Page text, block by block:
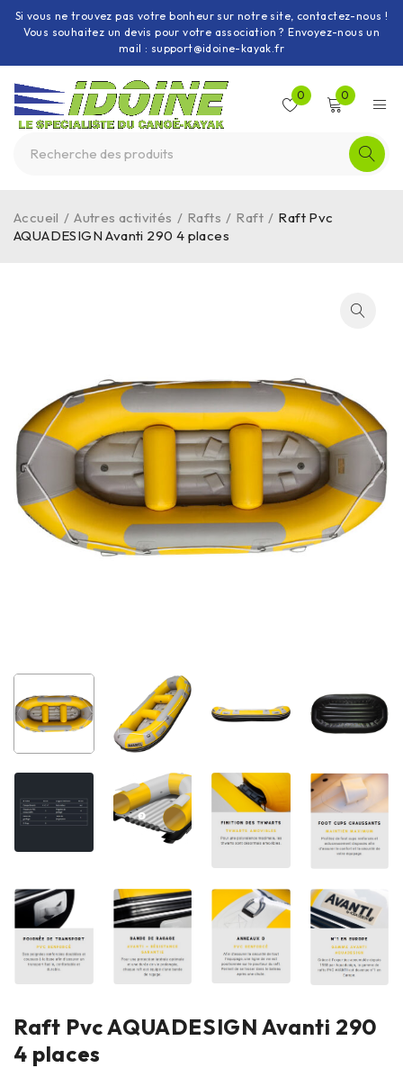
Si vous ne trouvez pas votre bonheur sur notre site, contactez-nous !
Vous souhaitez un devis pour votre association ? Envoyez-nous un
mail : support@idoine-kayak.fr
0 0
Accueil / Autres activités / Rafts / Raft / Raft Pvc
AQUADESIGN Avanti 290 4 places
Raft Pvc AQUADESIGN Avanti 290
4 places